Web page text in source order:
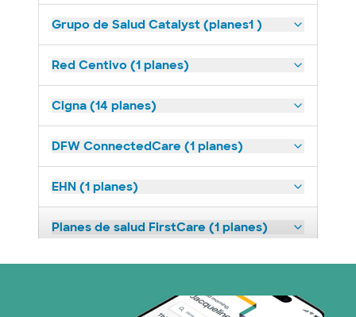
Grupo de Salud Catalyst (planes1 )
Red Centivo (1 planes)
Cigna (14 planes)
DFW ConnectedCare (1 planes)
EHN (1 planes)
Planes de salud FirstCare (1 planes)
HealthSmart (2 planes)
Humana (9 planes)